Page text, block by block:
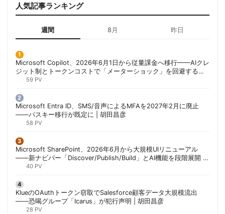
人気記事ランキング
週間 8月 昨日
Microsoft Copilot、2026年6月1日から従量課金へ移行——AIクレ
ジット制とトークンコストで「メーターショック」を回避する方
法 | 胡田昌彦
59 PV
Microsoft Entra ID、SMS/音声によるMFAを2027年2月に廃止
——パスキー移行が既定に | 胡田昌彦
58 PV
Microsoft SharePoint、2026年6月から大規模UIリニューアル
——新ナビバー「Discover/Publish/Build」とAI機能を段階展開 |
胡田昌彦
40 PV
KlueのOAuthトークン窃取でSalesforce顧客データ大規模流出
——恐喝グループ「Icarus」が犯行声明 | 胡田昌彦
28 PV